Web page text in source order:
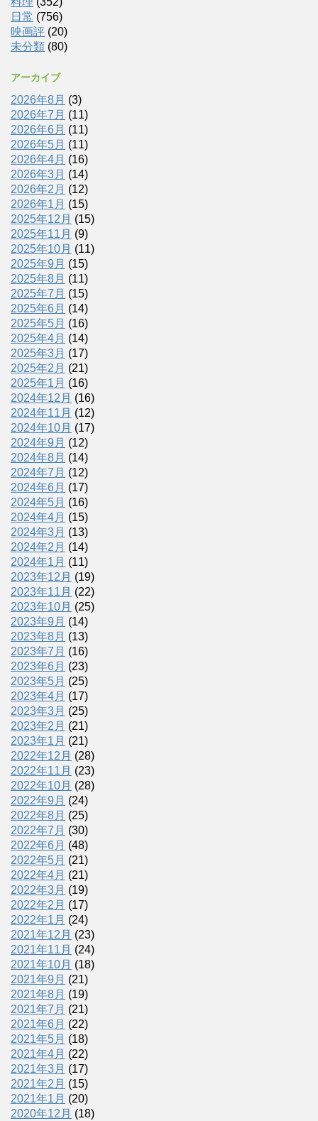
日常 (756)
映画評 (20)
未分類 (80)
アーカイブ
2026年8月 (3)
2026年7月 (11)
2026年6月 (11)
2026年5月 (11)
2026年4月 (16)
2026年3月 (14)
2026年2月 (12)
2026年1月 (15)
2025年12月 (15)
2025年11月 (9)
2025年10月 (11)
2025年9月 (15)
2025年8月 (11)
2025年7月 (15)
2025年6月 (14)
2025年5月 (16)
2025年4月 (14)
2025年3月 (17)
2025年2月 (21)
2025年1月 (16)
2024年12月 (16)
2024年11月 (12)
2024年10月 (17)
2024年9月 (12)
2024年8月 (14)
2024年7月 (12)
2024年6月 (17)
2024年5月 (16)
2024年4月 (15)
2024年3月 (13)
2024年2月 (14)
2024年1月 (11)
2023年12月 (19)
2023年11月 (22)
2023年10月 (25)
2023年9月 (14)
2023年8月 (13)
2023年7月 (16)
2023年6月 (23)
2023年5月 (25)
2023年4月 (17)
2023年3月 (25)
2023年2月 (21)
2023年1月 (21)
2022年12月 (28)
2022年11月 (23)
2022年10月 (28)
2022年9月 (24)
2022年8月 (25)
2022年7月 (30)
2022年6月 (48)
2022年5月 (21)
2022年4月 (21)
2022年3月 (19)
2022年2月 (17)
2022年1月 (24)
2021年12月 (23)
2021年11月 (24)
2021年10月 (18)
2021年9月 (21)
2021年8月 (19)
2021年7月 (21)
2021年6月 (22)
2021年5月 (18)
2021年4月 (22)
2021年3月 (17)
2021年2月 (15)
2021年1月 (20)
2020年12月 (18)